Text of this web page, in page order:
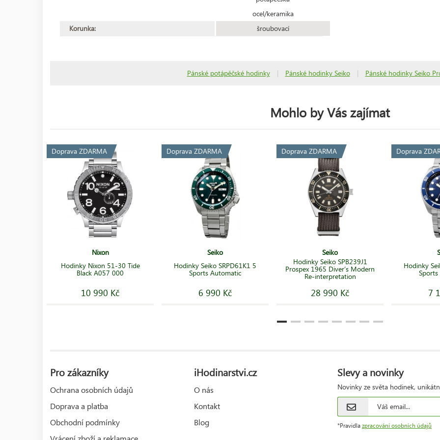
ocel/keramika
Korunka:
šroubovací
Pánské potápěčské hodinky | Pánské hodinky Seiko | Pánské hodinky Seiko
Mohlo by Vás zajímat
Doprava ZDARMA
Nixon
Hodinky Nixon 51-30 Tide
Black A057 000
10 990 Kč
Doprava ZDARMA
Seiko
Hodinky Seiko SRPD61K1 5
Sports Automatic
6 990 Kč
Doprava ZDARMA
Seiko
Hodinky Seiko SPB239J1
Prospex 1965 Diver’s Modern
Re-interpretation
28 990 Kč
Doprava
Hodinky
7
Pro zákazníky
Ochrana osobních údajů
Doprava a platba
Obchodní podmínky
iHodinarstvi.cz
O nás
Kontakt
Blog
Slevy a novinky
Novinky ze světa hodinek,
*Pravidla zpracování osobních údajů